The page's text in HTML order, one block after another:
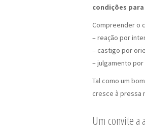
condições
Compreender o
– reação por
– castigo por
– julgamento
Tal como um
cresce à pressa
Um convite a